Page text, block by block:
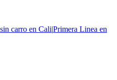
carro en Cali|Primera Linea en